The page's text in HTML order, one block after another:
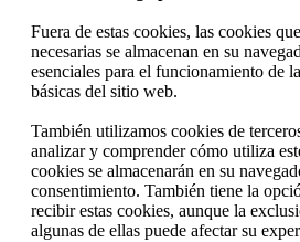
Fuera de estas cookies, las cookies
necesarias se almacenan en su
esenciales para el funcionamiento de
básicas del sitio web.
También utilizamos cookies de
analizar y comprender cómo utiliza
cookies se almacenarán en su
consentimiento. También tiene la
recibir estas cookies, aunque la
algunas de ellas puede afectar su